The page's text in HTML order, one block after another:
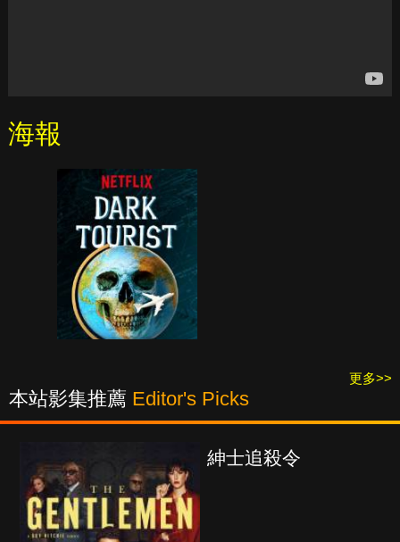
海報
更多>>
本站影集推薦 Editor's Picks
紳士追殺令